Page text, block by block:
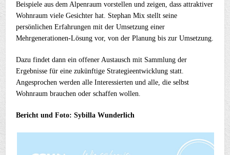
Beispiele aus dem Alpenraum vorstellen und zeigen, dass attraktiver
Wohnraum viele Gesichter hat. Stephan Mix stellt seine
persönlichen Erfahrungen mit der Umsetzung einer
Mehrgenerationen-Lösung vor, von der Planung bis zur Umsetzung.
Dazu findet dann ein offener Austausch mit Sammlung der
Ergebnisse für eine zukünftige Strategieentwicklung statt.
Angesprochen werden alle Interessierten und alle, die selbst
Wohnraum brauchen oder schaffen wollen.
Bericht und Foto: Sybilla Wunderlich